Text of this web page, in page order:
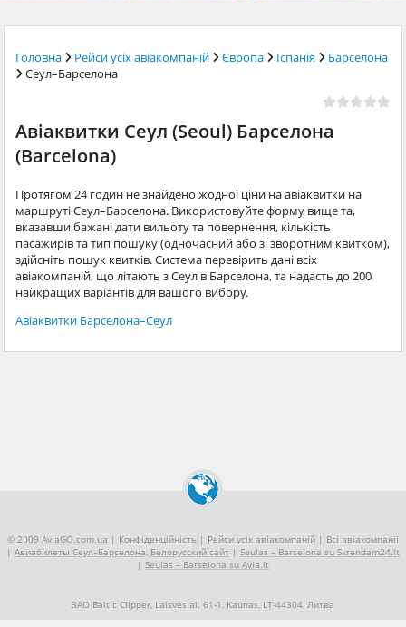
Головна Рейси усіх авіакомпаній Європа Іспанія
Барселона
Сеул–Барселона
Авіаквитки Сеул (Seoul) Барселона
(Barcelona)
Протягом 24 годин не знайдено жодної ціни на авіаквитки на
маршруті Сеул–Барселона. Використовуйте форму вище та,
вказавши бажані дати вильоту та повернення, кількість
пасажирів та тип пошуку (одночасний або зі зворотним квитком),
здійсніть пошук квитків. Система перевірить дані всіх
авіакомпаній, що літають з Сеул в Барселона, та надасть до 200
найкращих варіантів для вашого вибору.
Авіаквитки Барселона–Сеул
© 2009 AviaGO.com.ua | Конфіденційність | Рейси усіх авіакомпаній | Всі авіакомпанії
| Авиабилеты Сеул–Барселона, Белорусский сайт | Seulas – Barselona su Skrendam24.lt
| Seulas – Barselona su Avia.lt
ЗАО Baltic Clipper, Laisvės al. 61-1, Kaunas, LT-44304, Литва